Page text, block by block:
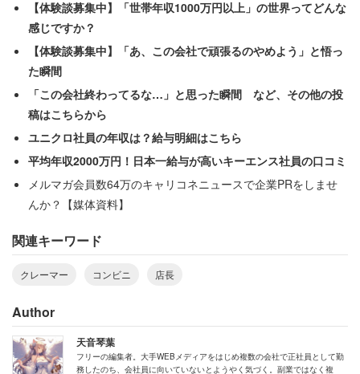
が3個しかなく、お客様に謝罪しました。ですがお客様は
納得されず、前もって注文したのに、数が合わないのはお
かしい、とお怒りでした」
「指差しはカスハラになり得りますよ」
当該男性の怒りが収まらない様子を見て川本さんは焦った
のだろう。レジで3つのメロンパンのうち1つを床に落とし
したのだった。
店では落ちた商品を販売することは基本的にはない。しか
し、そもそも在庫が足りてない上に、1つを落として売れ
【体験談募集中】「世帯年収1000万円以上」の世界ってどんな
感じですか？
【体験談募集中】「あ、この会社で頑張るのやめよう」と悟っ
た瞬間
「この会社終わってるな…」と思った瞬間 など、その他の投
稿はこちらから
ユニクロ社員の年収は？給与明細はこちら
平均年収2000万円！日本一給与が高いキーエンス社員の口コミ
メルマガ会員数64万のキャリコネニュースで企業PRをしませ
んか？【媒体資料】
関連キーワード
クレーマー コンビニ 店長
Author
天音琴葉
フリーの編集者。大手WEBメディアをはじめ複数の会社で正社員として勤
務したのち、会社員に向いていないとようやく気づく。副業ではなく複